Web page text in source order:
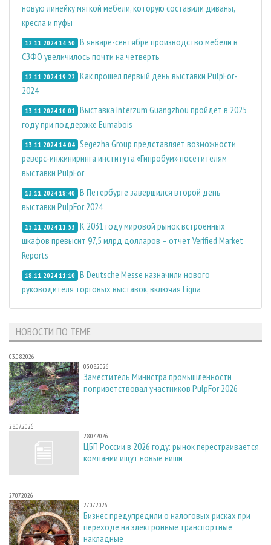
новую линейку мягкой мебели, которую составили диваны,
кресла и пуфы
12.11.2024 14:50 В январе-сентябре производство мебели в
СЗФО увеличилось почти на четверть
12.11.2024 19:22 Как прошел первый день выставки PulpFor-
2024
13.11.2024 10:01 Выставка Interzum Guangzhou пройдет в 2025
году при поддержке Eumabois
13.11.2024 14:04 Segezha Group представляет возможности
реверс-инжиниринга института «Гипробум» посетителям
выставки PulpFor
13.11.2024 18:40 В Петербурге завершился второй день
выставки PulpFor 2024
15.11.2024 11:53 К 2031 году мировой рынок встроенных
шкафов превысит 97,5 млрд долларов – отчет Verified Market
Reports
18.11.2024 11:10 В Deutsche Messe назначили нового
руководителя торговых выставок, включая Ligna
НОВОСТИ ПО ТЕМЕ
03.08.2026
03.08.2026
Заместитель Министра промышленности
поприветствовал участников PulpFor 2026
28.07.2026
28.07.2026
ЦБП России в 2026 году: рынок перестраивается,
компании ищут новые ниши
27.07.2026
27.07.2026
Бизнес предупредили о налоговых рисках при
переходе на электронные транспортные
накладные